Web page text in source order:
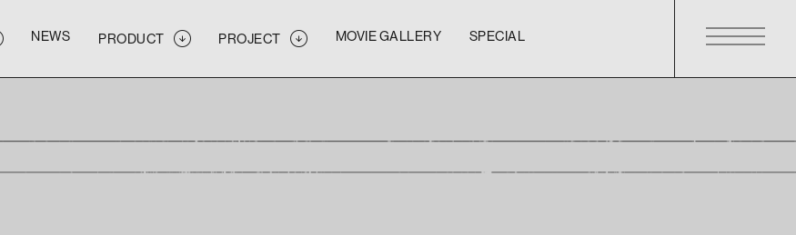
NEWS
PRODUCT
PROJECT
MOVIE GALLERY
SPECIAL